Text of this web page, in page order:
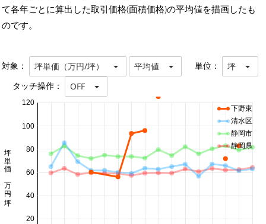
て各年ごとに算出した取引価格(面積価格)の平均値を描画したも
のです。
対象： 坪単価（万円/坪） 平均値 単位： 坪
タッチ操作： OFF
20
40
60
80
100
120
坪単価 万円/坪
下野東
清水区
静岡市
静岡県